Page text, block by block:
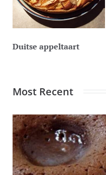
Duitse appeltaart
Most Recent